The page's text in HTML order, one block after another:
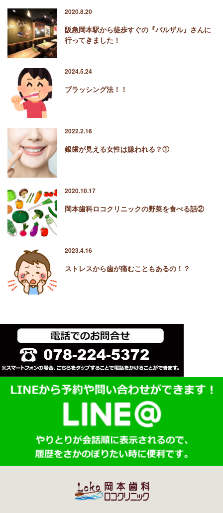
2020.8.20
阪急岡本駅から徒歩すぐの『バルザル』さんに
行ってきました！
2024.5.24
ブラッシング法！！
2022.2.16
銀歯が見える女性は嫌われる？①
2020.10.17
岡本歯科ロコクリニックの野菜を食べる話②
2023.4.16
ストレスから歯が痛むこともあるの！？